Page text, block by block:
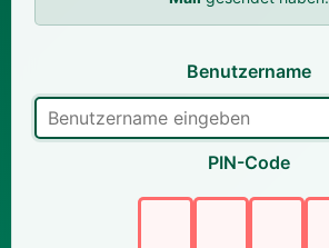
Benutzername
PIN-Code